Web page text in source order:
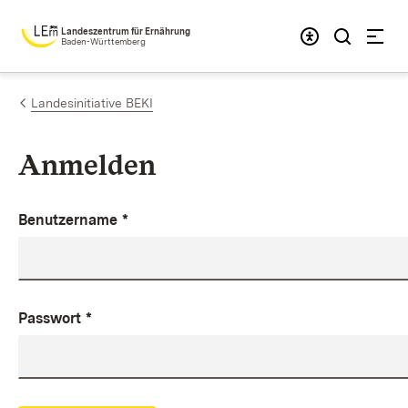
Zum Inhalt springen
Landeszentrum für Ernährung
Baden-Württemberg
Landesinitiative BEKI
Anmelden
Benutzername *
Passwort *